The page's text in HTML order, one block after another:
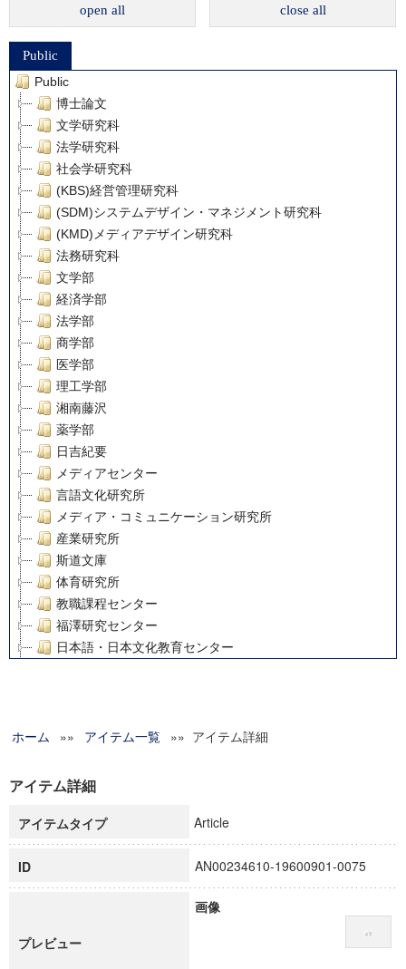
open all close all
Public
Public
博士論文
文学研究科
法学研究科
社会学研究科
(KBS)経営管理研究科
(SDM)システムデザイン・マネジメント研究科
(KMD)メディアデザイン研究科
法務研究科
文学部
経済学部
法学部
商学部
医学部
理工学部
湘南藤沢
薬学部
日吉紀要
メディアセンター
言語文化研究所
メディア・コミュニケーション研究所
産業研究所
斯道文庫
体育研究所
教職課程センター
福澤研究センター
日本語・日本文化教育センター
グローバルリサーチインスティテュート
科学研究費補助金研究成果報告書
慶應義塾大学グローバルCOEプログラム市民社会ガバナンス
慶應義塾大学グローバルCOEプログラム論理と感性の先端的
博士課程教育リーディングプログラム「超成熟社会発展のサ
学術雑誌掲載論文等(8)
ホーム »» アイテム一覧 »» アイテム詳細
アイテム詳細
アイテムタイプ Article
ID AN00234610-19600901-0075
プレビュー
画像